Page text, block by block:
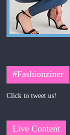
#Fashionziner
Click to tweet us!
Live Content